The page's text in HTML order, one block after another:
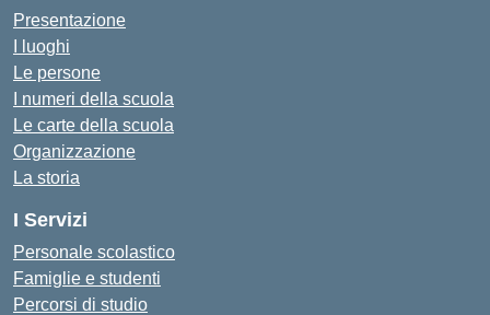
Presentazione
I luoghi
Le persone
I numeri della scuola
Le carte della scuola
Organizzazione
La storia
I Servizi
Personale scolastico
Famiglie e studenti
Percorsi di studio